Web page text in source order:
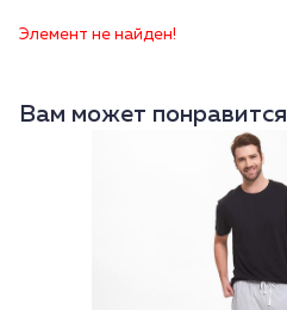
Элемент не найден!
Вам может понравится